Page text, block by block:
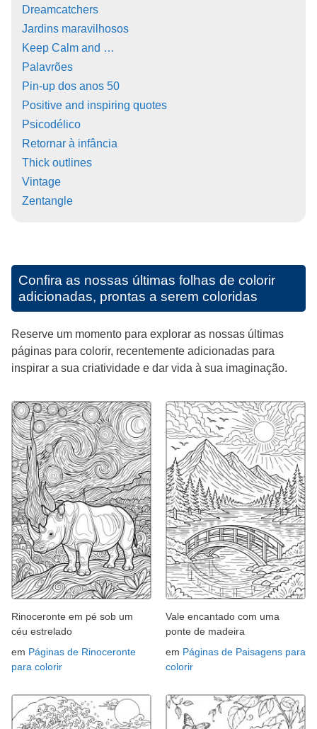
Dreamcatchers
Jardins maravilhosos
Keep Calm and …
Palavrões
Pin-up dos anos 50
Positive and inspiring quotes
Psicodélico
Retornar à infância
Thick outlines
Vintage
Zentangle
Confira as nossas últimas folhas de colorir
adicionadas, prontas a serem coloridas
Reserve um momento para explorar as nossas últimas
páginas para colorir, recentemente adicionadas para
inspirar a sua criatividade e dar vida à sua imaginação.
Rinoceronte em pé sob um
céu estrelado
em Páginas de Rinoceronte
para colorir
Vale encantado com uma
ponte de madeira
em Páginas de Paisagens para
colorir